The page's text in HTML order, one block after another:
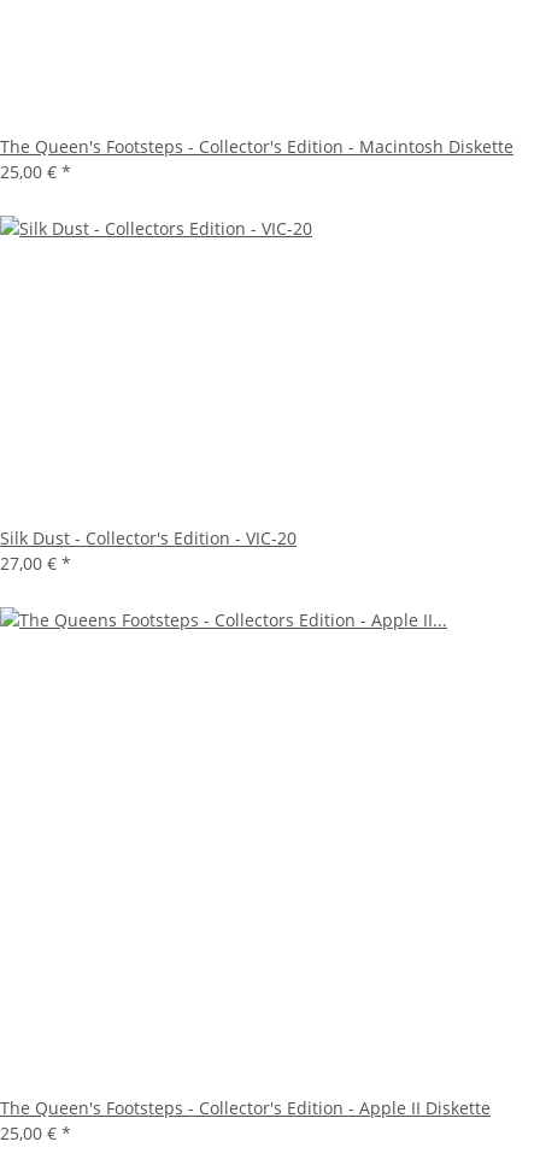
The Queen's Footsteps - Collector's Edition - Macintosh Diskette
25,00 € *
Silk Dust - Collector's Edition - VIC-20
27,00 € *
The Queen's Footsteps - Collector's Edition - Apple II Diskette
25,00 € *